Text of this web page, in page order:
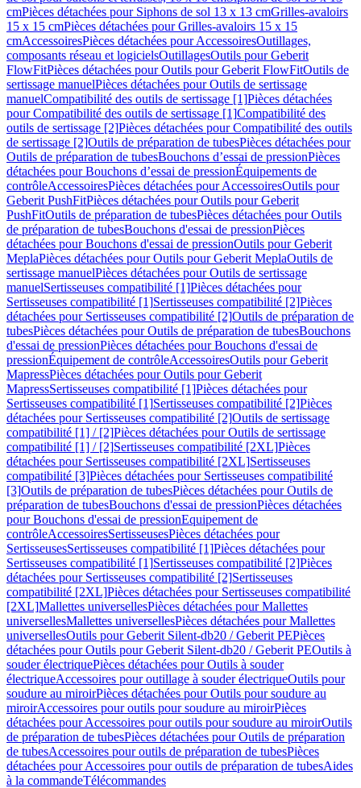
cmPièces détachées pour Siphons de sol 13 x 13 cmGrilles-avaloirs
15 x 15 cmPièces détachées pour Grilles-avaloirs 15 x 15
cmAccessoiresPièces détachées pour AccessoiresOutillages,
composants réseau et logicielsOutillagesOutils pour Geberit
FlowFitPièces détachées pour Outils pour Geberit FlowFitOutils de
sertissage manuelPièces détachées pour Outils de sertissage
manuelCompatibilité des outils de sertissage [1]Pièces détachées
pour Compatibilité des outils de sertissage [1]Compatibilité des
outils de sertissage [2]Pièces détachées pour Compatibilité des outils
de sertissage [2]Outils de préparation de tubesPièces détachées pour
Outils de préparation de tubesBouchons d’essai de pressionPièces
détachées pour Bouchons d’essai de pressionÉquipements de
contrôleAccessoiresPièces détachées pour AccessoiresOutils pour
Geberit PushFitPièces détachées pour Outils pour Geberit
PushFitOutils de préparation de tubesPièces détachées pour Outils
de préparation de tubesBouchons d'essai de pressionPièces
détachées pour Bouchons d'essai de pressionOutils pour Geberit
MeplaPièces détachées pour Outils pour Geberit MeplaOutils de
sertissage manuelPièces détachées pour Outils de sertissage
manuelSertisseuses compatibilité [1]Pièces détachées pour
Sertisseuses compatibilité [1]Sertisseuses compatibilité [2]Pièces
détachées pour Sertisseuses compatibilité [2]Outils de préparation de
tubesPièces détachées pour Outils de préparation de tubesBouchons
d'essai de pressionPièces détachées pour Bouchons d'essai de
pressionÉquipement de contrôleAccessoiresOutils pour Geberit
MapressPièces détachées pour Outils pour Geberit
MapressSertisseuses compatibilité [1]Pièces détachées pour
Sertisseuses compatibilité [1]Sertisseuses compatibilité [2]Pièces
détachées pour Sertisseuses compatibilité [2]Outils de sertissage
compatibilité [1] / [2]Pièces détachées pour Outils de sertissage
compatibilité [1] / [2]Sertisseuses compatibilité [2XL]Pièces
détachées pour Sertisseuses compatibilité [2XL]Sertisseuses
compatibilité [3]Pièces détachées pour Sertisseuses compatibilité
[3]Outils de préparation de tubesPièces détachées pour Outils de
préparation de tubesBouchons d'essai de pressionPièces détachées
pour Bouchons d'essai de pressionEquipement de
contrôleAccessoiresSertisseusesPièces détachées pour
SertisseusesSertisseuses compatibilité [1]Pièces détachées pour
Sertisseuses compatibilité [1]Sertisseuses compatibilité [2]Pièces
détachées pour Sertisseuses compatibilité [2]Sertisseuses
compatibilité [2XL]Pièces détachées pour Sertisseuses compatibilité
[2XL]Mallettes universellesPièces détachées pour Mallettes
universellesMallettes universellesPièces détachées pour Mallettes
universellesOutils pour Geberit Silent-db20 / Geberit PEPièces
détachées pour Outils pour Geberit Silent-db20 / Geberit PEOutils à
souder électriquePièces détachées pour Outils à souder
électriqueAccessoires pour outillage à souder électriqueOutils pour
soudure au miroirPièces détachées pour Outils pour soudure au
miroirAccessoires pour outils pour soudure au miroirPièces
détachées pour Accessoires pour outils pour soudure au miroirOutils
de préparation de tubesPièces détachées pour Outils de préparation
de tubesAccessoires pour outils de préparation de tubesPièces
détachées pour Accessoires pour outils de préparation de tubesAides
à la commandeTélécommandes